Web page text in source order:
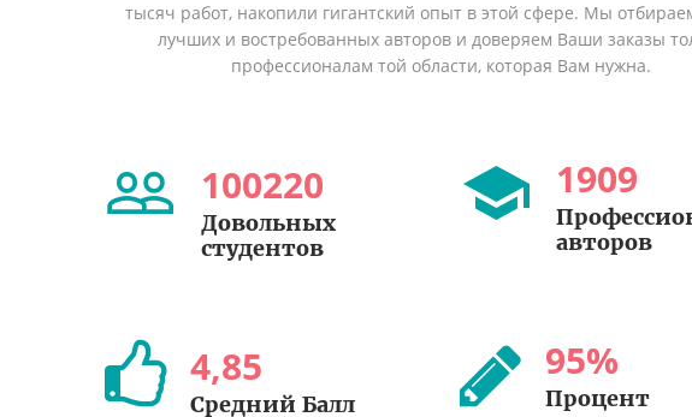
тысяч работ, накопили гигантский опыт в этой сфере. Мы
лучших и востребованных авторов и доверяем Ваши заказы
профессионалам той области, которая Вам нужна.
100220
Довольных
студентов
1909
авторов
4,85
Средний Балл
95%
Процент